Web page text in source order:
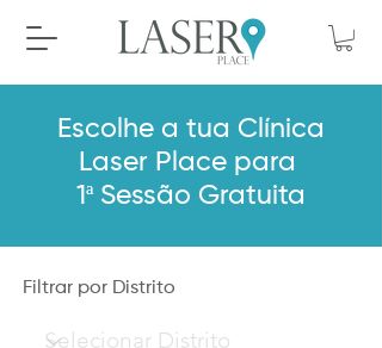
Escolhe a tua Clínica
Laser Place para
1ª Sessão Gratuita
Filtrar por Distrito